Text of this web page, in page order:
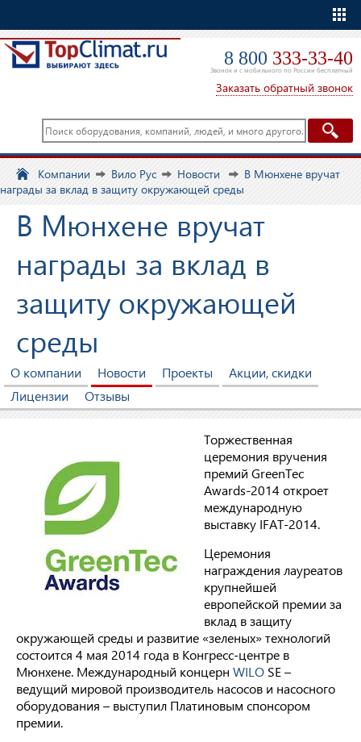
8 800 333-33-40
Звонок и с мобильного по России бесплатный
Заказать обратный звонок
Компании Вило Рус Новости
В Мюнхене вручат
награды за вклад в защиту окружающей среды
В Мюнхене вручат
награды за вклад в
защиту окружающей
среды
О компании Новости Проекты
Акции, скидки
Лицензии
Отзывы
Торжественная
церемония вручения
премий GreenTec
Awards-2014 откроет
международную
выставку IFAT-2014.
Церемония
награждения лауреатов
крупнейшей
европейской премии за
вклад в защиту
окружающей среды и развитие «зеленых» технологий
состоится 4 мая 2014 года в Конгресс-центре в
Мюнхене. Международный концерн WILO SE –
ведущий мировой производитель насосов и насосного
оборудования – выступил Платиновым спонсором
премии.